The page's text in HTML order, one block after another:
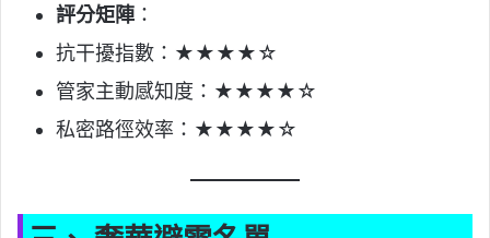
評分矩陣 ：
抗干擾指數：★★★★☆
管家主動感知度：★★★★☆
私密路徑效率：★★★★☆